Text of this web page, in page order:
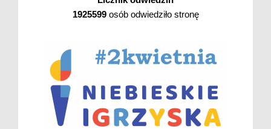
1925599osób odwiedziło stronę